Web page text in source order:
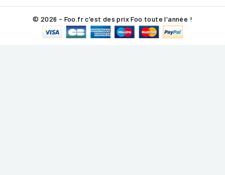
© 2026 - Foo.fr c'est des prix Foo toute l'année !